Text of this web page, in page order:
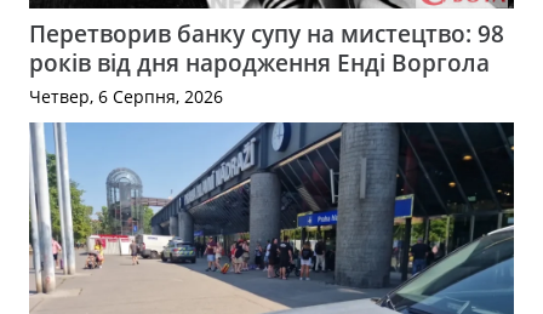
Перетворив банку супу на мистецтво: 98
років від дня народження Енді Воргола
Четвер, 6 Серпня, 2026